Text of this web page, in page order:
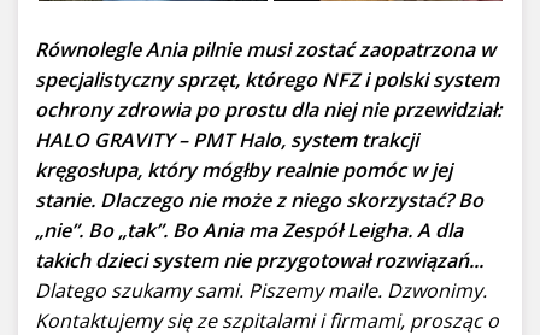
Równolegle Ania pilnie musi zostać zaopatrzona w
specjalistyczny sprzęt, którego NFZ i polski system
ochrony zdrowia po prostu dla niej nie przewidział:
HALO GRAVITY – PMT Halo, system trakcji
kręgosłupa, który mógłby realnie pomóc w jej
stanie. Dlaczego nie może z niego skorzystać? Bo
„nie”. Bo „tak”. Bo Ania ma Zespół Leigha. A dla
takich dzieci system nie przygotował rozwiązań...
Dlatego szukamy sami. Piszemy maile. Dzwonimy.
Kontaktujemy się ze szpitalami i firmami, prosząc o